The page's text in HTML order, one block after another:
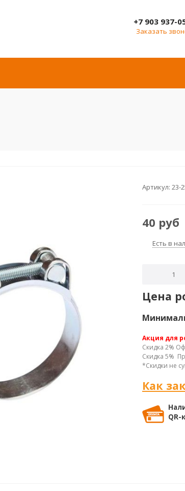
+7 903 937-
Заказать
Артикул: 23-
40 руб
Есть в
Цена
Акция для
Скидка 2%
Скидка 5%
*Скидки не
Как
QR-